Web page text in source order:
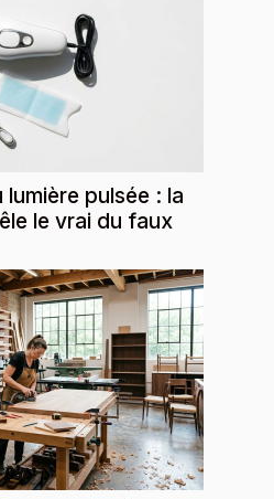
lumière pulsée : la
le vrai du faux